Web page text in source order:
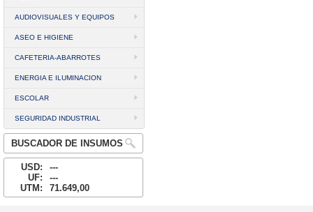
AUDIOVISUALES Y EQUIPOS
ASEO E HIGIENE
CAFETERIA-ABARROTES
ENERGIA E ILUMINACION
ESCOLAR
SEGURIDAD INDUSTRIAL
BUSCADOR DE INSUMOS
USD:
---
UF:
---
UTM:
71.649,00